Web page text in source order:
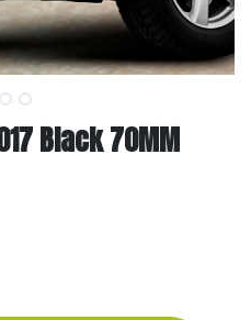
Black 70MM